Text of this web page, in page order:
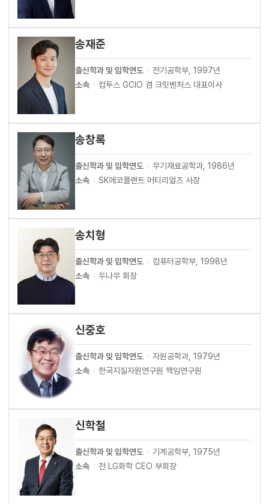
송재준
출신학과 및 입학연도
전기공학부, 1997년
소속
컴투스 GCIO 겸 크릿벤처스 대표이사
송창록
출신학과 및 입학연도
무기재료공학과, 1986년
소속
SK에코플랜트 머티리얼즈 사장
송치형
출신학과 및 입학연도
컴퓨터공학부, 1998년
소속
두나무 회장
신중호
출신학과 및 입학연도
자원공학과, 1979년
소속
한국지질자원연구원 책임연구원
신학철
출신학과 및 입학연도
기계공학부, 1975년
소속
전 LG화학 CEO 부회장